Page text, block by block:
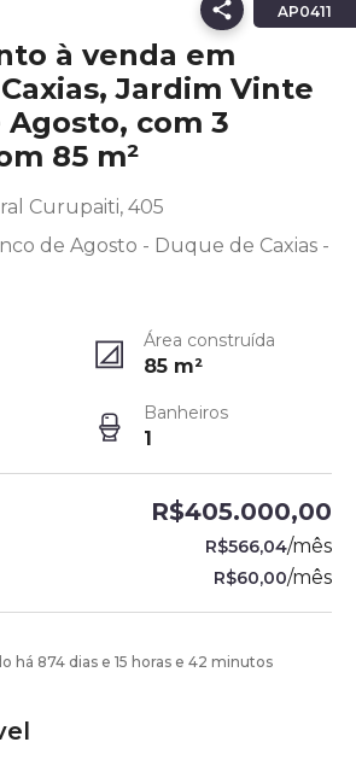
AP0411
à venda em
Jardim Vinte
Agosto, com 3
85 m²
Curupaiti, 405
de Agosto - Duque de Caxias -
Área construída
85 m²
Banheiros
1
R$405.000,00
R$566,04/mês
R$60,00/mês
há 874 dias e 15 horas e 42 minutos